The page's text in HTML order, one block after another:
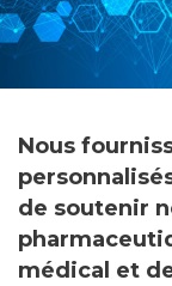
Nous
de soutenir
médical et